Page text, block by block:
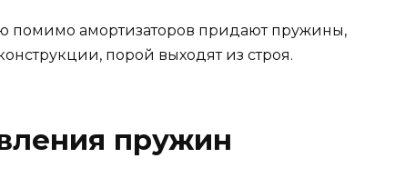
помимо амортизаторов придают пружины,
порой выходят из строя.
пружин